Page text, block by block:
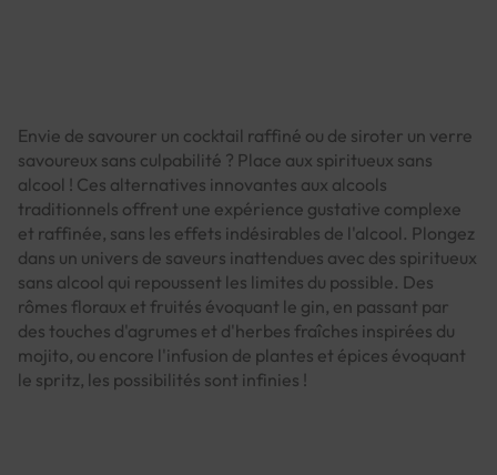
Envie de savourer un cocktail raffiné ou de siroter un verre
savoureux sans culpabilité ? Place aux spiritueux sans
alcool ! Ces alternatives innovantes aux alcools
traditionnels offrent une expérience gustative complexe
et raffinée, sans les effets indésirables de l'alcool. Plongez
dans un univers de saveurs inattendues avec des spiritueux
sans alcool qui repoussent les limites du possible. Des
rômes floraux et fruités évoquant le gin, en passant par
des touches d'agrumes et d'herbes fraîches inspirées du
mojito, ou encore l'infusion de plantes et épices évoquant
le spritz, les possibilités sont infinies !